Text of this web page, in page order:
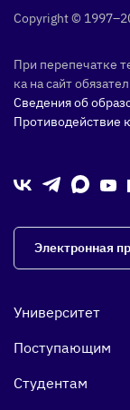
Copyright ©
При пе­репе­чат­ке
ка на сайт
Сведения об
Противодействие
Электронная
Университет
Поступающим
Студентам